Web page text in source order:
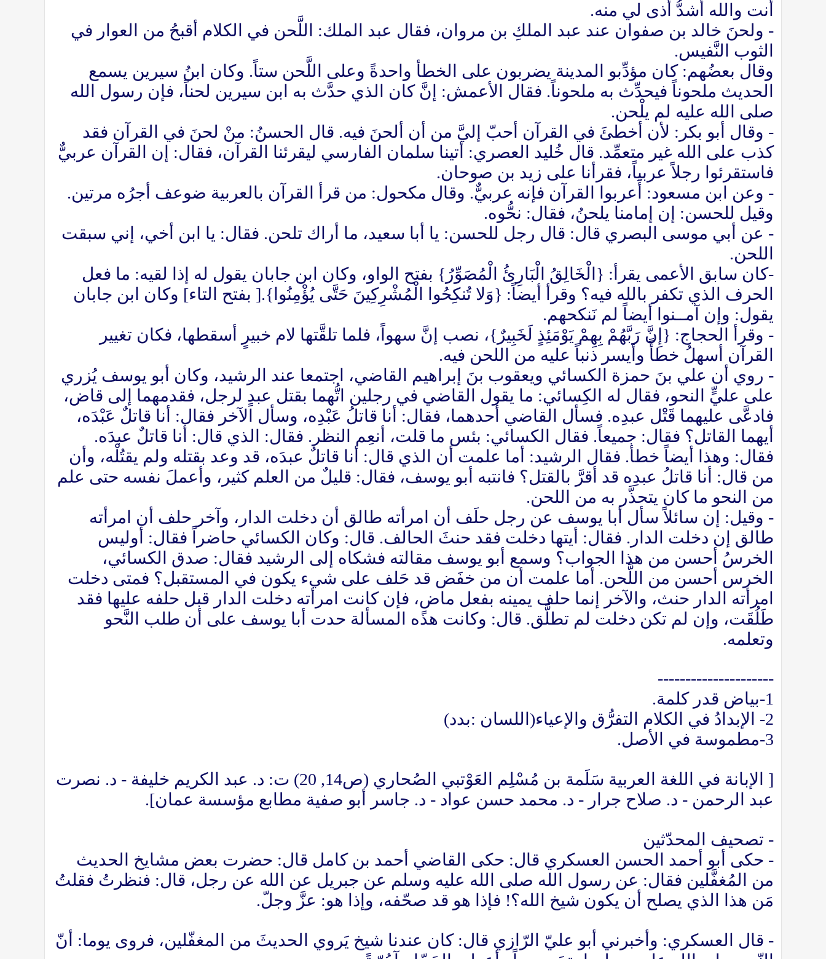
أنت والله أشدُّ أذى لي منه.
- ولحنَ خالد بن صفوان عند عبد الملكِ بن مروان، فقال عبد الملك: اللَّحن في الكلام أقبحُ من العوار في
الثوب النَّفيس.
وقال بعضُهم: كان مؤدِّبو المدينة يضربون على الخطأ واحدةً وعلى اللَّحن ستاً. وكان ابنُ سيرين يسمع
الحديث ملحوناً فيحدِّث به ملحوناً. فقال الأعمش: إنَّ كان الذي حدَّث به ابن سيرين لحناً، فإن رسول الله
صلى الله عليه لم يلْحن.
- وقال أبو بكر: لأن أخطئَ في القرآن أحبّ إليَّ من أن ألحنَ فيه. قال الحسنُ: منْ لحنَ في القرآن فقد
كذب على الله غير متعمِّد. قال خُليد العصري: أتينا سلمان الفارسي ليقرئنا القرآن، فقال: إن القرآن عربيٌّ
فاستقرئوا رجلاً عربياً، فقرأنا على زيد بن صوحان.
- وعن ابن مسعود: أَعربوا القرآن فإنه عربيٌّ. وقال مكحول: من قرأ القرآن بالعربية ضوعف أجرُه مرتين.
وقيل للحسن: إن إمامنا يلحنُ، فقال: نحُّوه.
- عن أبي موسى البصري قال: قال رجل للحسن: يا أبا سعيد، ما أراك تلحن. فقال: يا ابن أخي، إني سبقت
اللحن.
-كان سابق الأعمى يقرأ: {الْخَالِقُ الْبَارِئُ الْمُصَوِّرُ} بفتح الواو، وكان ابن جابان يقول له إذا لقيه: ما فعل
الحرف الذي تكفر بالله فيه؟ وقرأ أيضاً: {وَلا تُنكِحُوا الْمُشْرِكِينَ حَتَّى يُؤْمِنُوا}.[ بفتح التاء] وكان ابن جابان
يقول: وإن آمــنوا أيضاً لم نَنكحهم.
- وقرأ الحجاج: {إِنَّ رَبَّهُمْ بِهِمْ يَوْمَئِذٍ لَخَبِيرٌ}، نصب إنَّ سهواً، فلما تلقَّتها لام خبيرٍ أسقطها، فكان تغيير
القرآن أسهلُ خطأً وأيسر ذنباً عليه من اللحن فيه.
- روي أن علي بنَ حمزة الكسائي ويعقوب بنَ إبراهيم القاضي، اجتمعا عند الرشيد، وكان أبو يوسف يُزري
على عليٍّ النحو، فقال له الكِسائي: ما يقول القاضي في رجلين اتُّهما بقتل عبدٍ لرجل، فقدمهما إلى قاض،
فادعَّى عليهما قَتْل عبدِه. فسأل القاضي أحدهما، فقال: أنا قاتلُ عَبْدِه، وسأل الآخر فقال: أنا قاتلٌ عَبْدَه،
أيهما القاتل؟ فقال: جميعاً. فقال الكسائي: بئس ما قلت، أنعِم النظر. فقال: الذي قال: أنا قاتلٌ عبدَه.
فقال: وهذا أيضاً خطأ. فقال الرشيد: أما علمت أن الذي قال: أنا قاتلٌ عبدَه، قد وعد بقتله ولم يقتُلْه، وأن
من قال: أنا قاتلُ عبدِه قد أقرَّ بالقتل؟ فانتبه أبو يوسف، فقال: قليلٌ من العلم كثير، وأعملَ نفسه حتى علم
من النحو ما كان يتحذَّر به من اللحن.
- وقيل: إن سائلاً سأل أبا يوسف عن رجل حلَف أن امرأته طالق أن دخلت الدار، وآخر حلف أن امرأته
طالق إن دخلت الدار. فقال: أيتها دخلت فقد حنثَ الحالف. قال: وكان الكسائي حاضراً فقال: أوليس
الخرسُ أحسن من هذا الجواب؟ وسمع أبو يوسف مقالته فشكاه إلى الرشيد فقال: صدق الكسائي،
الخرس أحسن من اللَّحن. أما علمت أن من خفَض قد حَلف على شيء يكون في المستقبل؟ فمتى دخلت
امرأته الدار حنث، والآخر إنما حلف يمينه بفعل ماضٍ، فإن كانت امرأته دخلت الدار قبل حلفه عليها فقد
طَلُقَت، وإن لم تكن دخلت لم تطلَّق. قال: وكانت هذه المسألة حدت أبا يوسف على أن طلب النَّحو
وتعلمه.
---------------------
1-بياض قدر كلمة.
2- الإبدادُ في الكلام التفرُّق والإعياء(اللسان :بدد)
3-مطموسة في الأصل.
[ الإبانة في اللغة العربية سَلَمة بن مُسْلِم العَوْتبي الصُحاري (ص14, 20) ت: د. عبد الكريم خليفة - د. نصرت
عبد الرحمن - د. صلاح جرار - د. محمد حسن عواد - د. جاسر أبو صفية مطابع مؤسسة عمان].
- تصحيف المحدّثين
- حكى أبو أحمد الحسن العسكري قال: حكى القاضي أحمد بن كامل قال: حضرت بعض مشايخ الحديث
من المُغفَّلين فقال: عن رسول الله صلى الله عليه وسلم عن جبريل عن الله عن رجل، قال: فنظرتُ فقلتُ
مَن هذا الذي يصلح أن يكون شيخ الله؟! فإذا هو قد صحّفه، وإذا هو: عزَّ وجلّ.
- قال العسكري: وأخبرني أبو عليّ الرّازي قال: كان عندنا شيخ يَروي الحديثَ من المغفّلين، فروى يوما: أنّ